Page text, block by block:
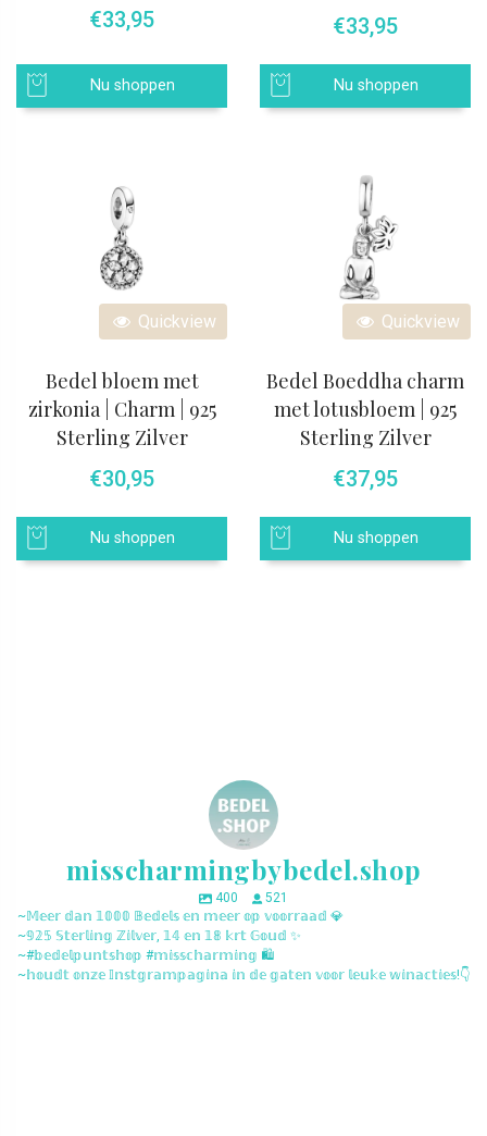
€33,95
Nu shoppen
€33,95
Nu shoppen
Quickview
Bedel bloem met
zirkonia | Charm | 925
Sterling Zilver
€30,95
Nu shoppen
Quickview
Bedel Boeddha charm
met lotusbloem | 925
Sterling Zilver
€37,95
Nu shoppen
misscharmingbybedel.shop
400
521
~𝕄𝕖𝕖𝕣 𝕕𝕒𝕟 𝟙𝟘𝟘𝟘 𝔹𝕖𝕕𝕖𝕝𝕤 𝕖𝕟 𝕞𝕖𝕖𝕣 𝕠𝕡 𝕧𝕠𝕠𝕣𝕣𝕒𝕒𝕕 💎
~𝟡𝟚𝟝 𝕊𝕥𝕖𝕣𝕝𝕚𝕟𝕘 ℤ𝕚𝕝𝕧𝕖𝕣, 𝟙𝟜 𝕖𝕟 𝟙𝟠 𝕜𝕣𝕥 𝔾𝕠𝕦𝕕 ✨
~#𝕓𝕖𝕕𝕖𝕝𝕡𝕦𝕟𝕥𝕤𝕙𝕠𝕡 #𝕞𝕚𝕤𝕤𝕔𝕙𝕒𝕣𝕞𝕚𝕟𝕘 🛍️
~𝕙𝕠𝕦𝕕𝕥 𝕠𝕟𝕫𝕖 𝕀𝕟𝕤𝕥𝕘𝕣𝕒𝕞𝕡𝕒𝕘𝕚𝕟𝕒 𝕚𝕟 𝕕𝕖 𝕘𝕒𝕥𝕖𝕟 𝕧𝕠𝕠𝕣 𝕝𝕖𝕦𝕜𝕖 𝕨𝕚𝕟𝕒𝕔𝕥𝕚𝕖𝕤!👇